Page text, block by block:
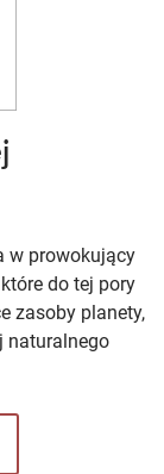
w prowokujący
do tej pory
zasoby planety,
naturalnego